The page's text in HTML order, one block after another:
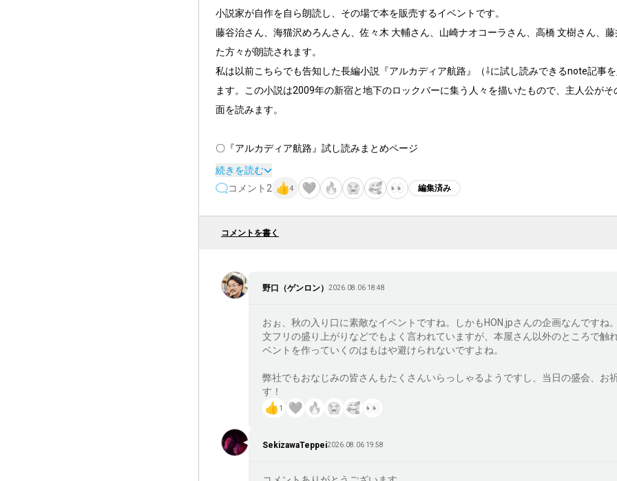
小説家が自作を自ら朗読し、その場で本を販売するイベントです。
藤谷治さん、海猫沢めろんさん、佐々木 大輔さん、山崎ナオコーラさん、高橋 文樹さん、
た方々が朗読されます。
私は以前こちらでも告知した長編小説『アルカディア航路』（⇩に試し読みできるnote記事
ます。この小説は2009年の新宿と地下のロックバーに集う人々を描いたもので、主人公が
面を読みます。
https://note.com/sekizawa_teppei/n/nad5ee2e6ca1a
ると嬉しいです。会場で見かけたら、ぜひ声をかけてください。
2026年9月19日（土）12:00〜17:00
世田谷文学館 文学サロン
https://novelrecital-1st-g.peatix.com/
続きを読む
コメント 2 4 編集済み
コメントを書く
野口（ゲンロン） 2026.08.06 18:48
おぉ、秋の入り口に素敵なイベントですね。しかもHON.jpさんの企画なんですね
文フリの盛り上がりなどでもよく言われていますが、本屋さん以外のところで触
ベントを作っていくのはもはや避けられないですよね。
弊社でもおなじみの皆さんもたくさんいらっしゃるようですし、当日の盛会、お
す！
1
SekizawaTeppei2026.08.06 19:58